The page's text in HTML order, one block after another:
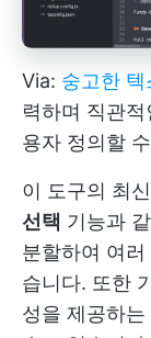
Via: 숭고한 텍
력하며 직관
용자 정의할
이 도구의 최
선택 기능과
분할하여 여
습니다. 또한
성을 제공하